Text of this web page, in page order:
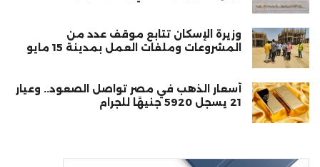
وزيرة الإسكان تتابع موقف عدد من
المشروعات وملفات العمل بمدينة 15 مايو
أسعار الذهب في مصر تواصل الصعود.. وعيار
21 يسجل 5920 جنيهًا للجرام